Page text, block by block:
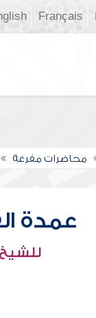
Français
محاضرات مفرغة
عمدة
للشيخ